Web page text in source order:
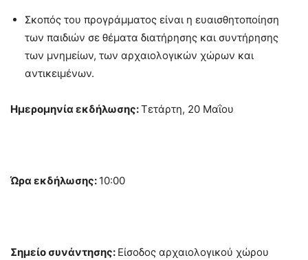
Σκοπός του προγράμματος είναι η ευαισθητοποίηση
των παιδιών σε θέματα διατήρησης και συντήρησης
των μνημείων, των αρχαιολογικών χώρων και
αντικειμένων.
Ημερομηνία εκδήλωσης:Τετάρτη, 20 Μαΐoυ
Ώρα εκδήλωσης: 10:00
Σημείο συνάντησης: Είσοδος αρχαιολογικού χώρου